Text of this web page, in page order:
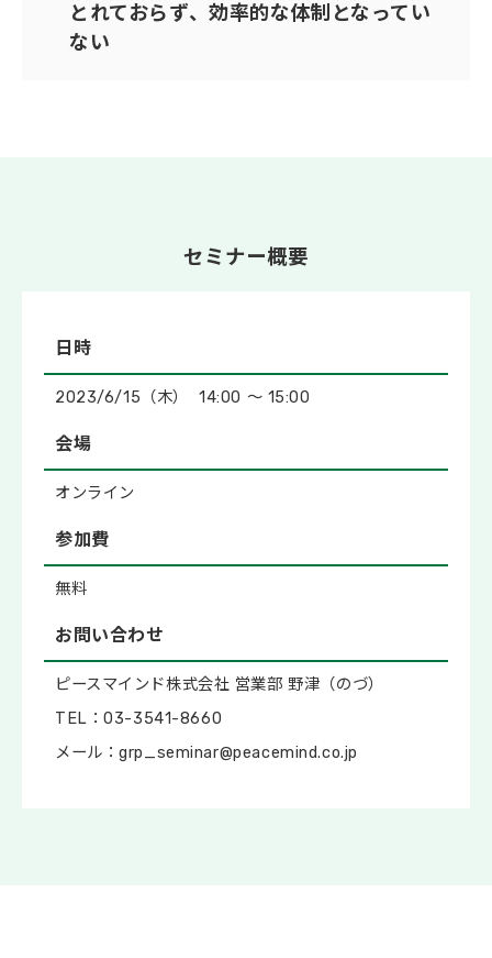
とれておらず、効率的な体制となってい
ない
セミナー概要
日時
2023/6/15（木） 14:00 ～ 15:00
会場
オンライン
参加費
無料
お問い合わせ
ピースマインド株式会社 営業部 野津（のづ）
TEL：03-3541-8660
メール：grp_seminar@peacemind.co.jp